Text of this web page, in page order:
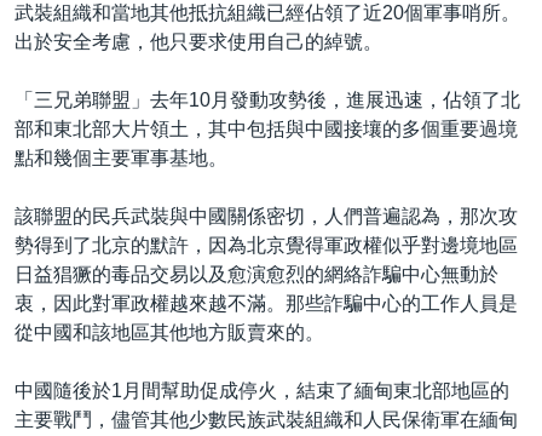
武裝組織和當地其他抵抗組織已經佔領了近20個軍事哨所。
出於安全考慮，他只要求使用自己的綽號。
「三兄弟聯盟」去年10月發動攻勢後，進展迅速，佔領了北
部和東北部大片領土，其中包括與中國接壤的多個重要過境
點和幾個主要軍事基地。
該聯盟的民兵武裝與中國關係密切，人們普遍認為，那次攻
勢得到了北京的默許，因為北京覺得軍政權似乎對邊境地區
日益猖獗的毒品交易以及愈演愈烈的網絡詐騙中心無動於
衷，因此對軍政權越來越不滿。那些詐騙中心的工作人員是
從中國和該地區其他地方販賣來的。
中國隨後於1月間幫助促成停火，結束了緬甸東北部地區的
主要戰鬥，儘管其他少數民族武裝組織和人民保衛軍在緬甸